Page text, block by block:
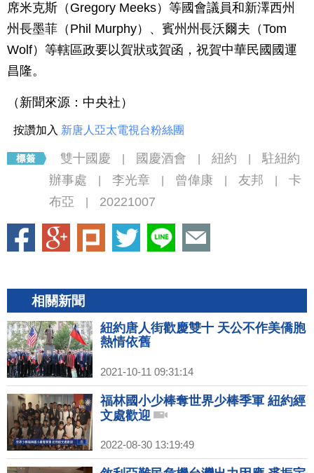
席米克斯（Gregory Meeks）等國會議員和新澤西州
州長墨菲（Phil Murphy）、賓州州長沃爾夫（Tom
Wolf）等轄區政要以賀狀或賀函，祝賀中華民國國運
昌隆。
（新聞來源：中央社）
按讚加入 新唐人亞太電視台粉絲團
雙十國慶 國慶酒會 紐約
駐紐約
辦事處
李光章 曾偉康 友邦
卡
布亞
20221007
相關新聞
紐約唐人街歡慶雙十 天公不作美僑胞
熱情依舊
2021-10-11 09:31:14
福林國小少棒奪世界少棒季軍 紐約經
文處歡迎
2022-08-30 13:19:49